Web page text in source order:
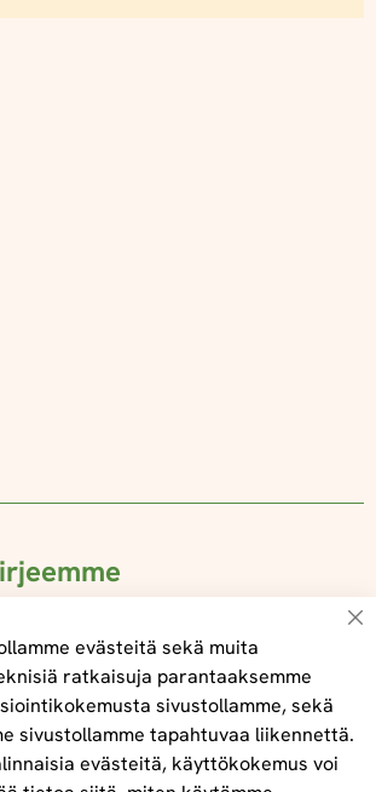
Tilaa
evästeitä sekä muita
ratkaisuja parantaaksemme
sivustollamme, sekä
sivustollamme tapahtuvaa liikennettä.
evästeitä, käyttökokemus voi